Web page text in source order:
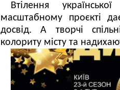
Втілення
масштабному проєкті
досвід. А творчі
колориту місту та